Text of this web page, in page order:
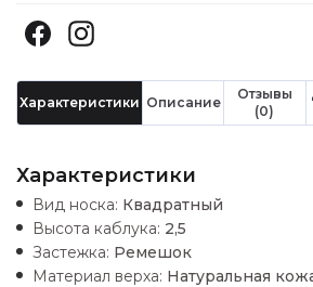
Характеристики Описание
Отзывы
(0)
Характеристики
Вид носка: Квадратный
Высота каблука: 2,5
Застежка: Ремешок
Материал верха: Натуральная